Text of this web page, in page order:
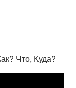
Что, Куда?